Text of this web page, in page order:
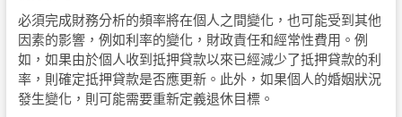
必須完成財務分析的頻率將在個人之間變化，也可能受到其他
因素的影響，例如利率的變化，財政責任和經常性費用。例
如，如果由於個人收到抵押貸款以來已經減少了抵押貸款的利
率，則確定抵押貸款是否應更新。此外，如果個人的婚姻狀況
發生變化，則可能需要重新定義退休目標。